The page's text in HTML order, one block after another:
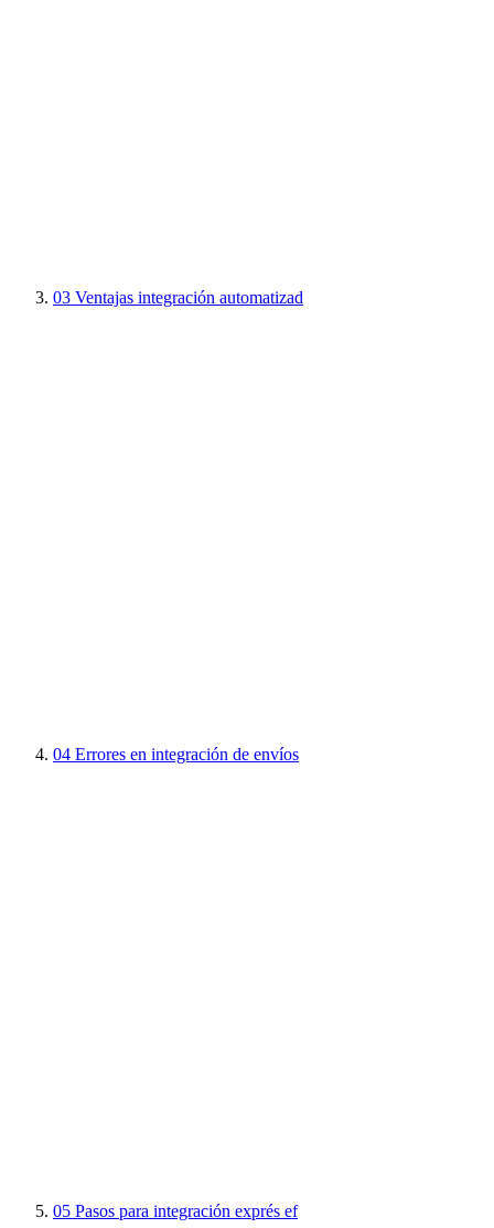
03 Ventajas integración automatizad
04 Errores en integración de envíos
05 Pasos para integración exprés ef